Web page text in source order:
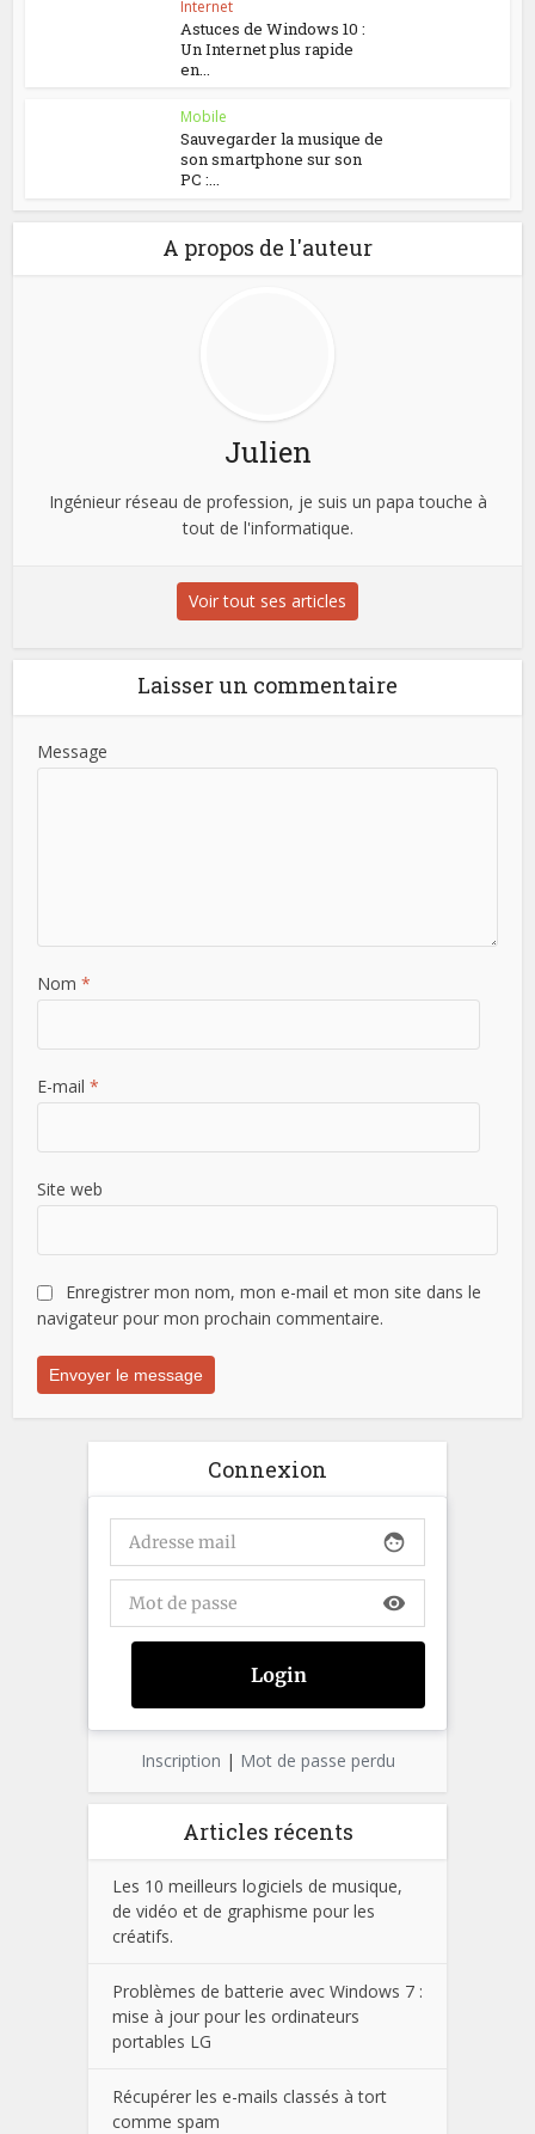
Internet
Astuces de Windows 10 :
Un Internet plus rapide
en...
Mobile
Sauvegarder la musique de
son smartphone sur son
PC :...
A propos de l'auteur
Julien
Ingénieur réseau de profession, je suis un papa touche à
tout de l'informatique.
Voir tout ses articles
Laisser un commentaire
Message
Nom*
E-mail*
Site web
Enregistrer mon nom, mon e-mail et mon site dans le
navigateur pour mon prochain commentaire.
Connexion
face
visibility
Inscription | Mot de passe perdu
Articles récents
Les 10 meilleurs logiciels de musique,
de vidéo et de graphisme pour les
créatifs.
Problèmes de batterie avec Windows 7 :
mise à jour pour les ordinateurs
portables LG
Récupérer les e-mails classés à tort
comme spam